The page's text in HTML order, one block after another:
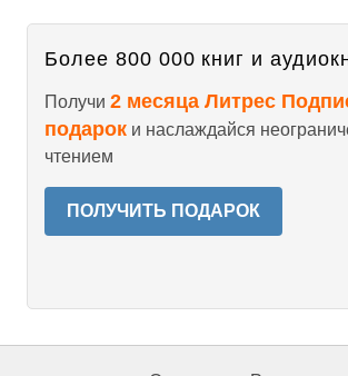
Более 800 000 книг и
Получи 2 месяца Литрес
подарок и наслаждайся
чтением
ПОЛУЧИТЬ ПОДАРОК